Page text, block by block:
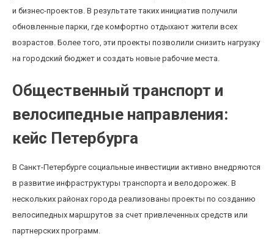
и бизнес-проектов. В результате таких инициатив получили
обновленные парки, где комфортно отдыхают жители всех
возрастов. Более того, эти проекты позволили снизить нагрузку
на городский бюджет и создать новые рабочие места.
Общественный транспорт и
велосипедные направления:
кейс Петербурга
В Санкт-Петербурге социальные инвестиции активно внедряются
в развитие инфраструктуры транспорта и велодорожек. В
нескольких районах города реализованы проекты по созданию
велосипедных маршрутов за счет привлеченных средств или
партнерских программ.